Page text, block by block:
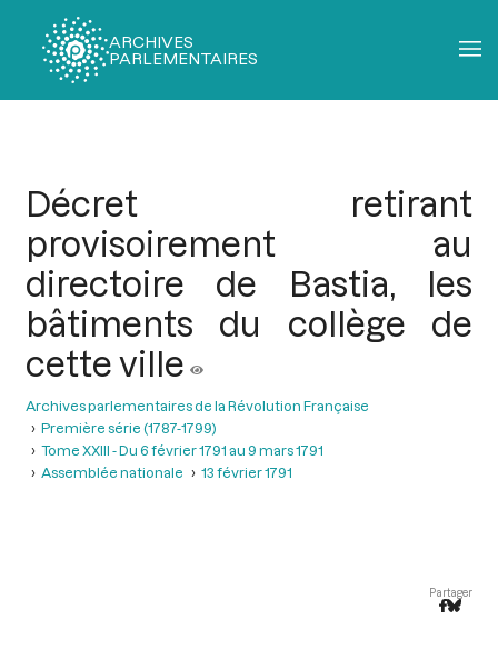
ARCHIVES
PARLEMENTAIRES
Décret retirant
provisoirement au
directoire de Bastia, les
bâtiments du collège de
cette ville
Archives parlementaires de la Révolution Française
Première série (1787-1799)
Tome XXIII - Du 6 février 1791 au 9 mars 1791
Assemblée nationale
13 février 1791
Partager